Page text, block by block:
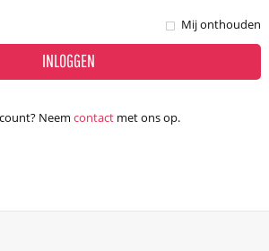
Mij onthouden
INLOGGEN
Neem contactmet ons op.